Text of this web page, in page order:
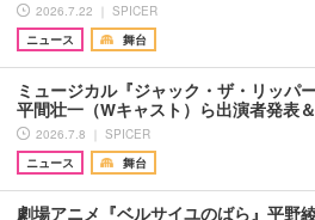
2026.7.22 ｜ SPICER
ニュース
舞台
ミュージカル『ジャック・ザ・リッパ
平間壮一（Wキャスト）ら出演者発表
2026.7.8 ｜ SPICER
ニュース
舞台
劇場アニメ『ベルサイユのばら』平野